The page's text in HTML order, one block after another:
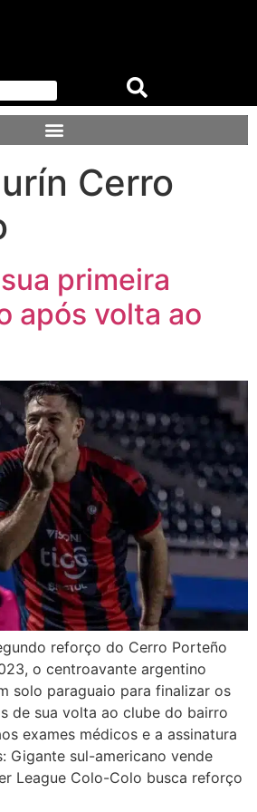
Cerro
primeira
após volta ao
reforço do Cerro Porteño
o centroavante argentino
solo paraguaio para finalizar os
de sua volta ao clube do bairro
exames médicos e a assinatura
Gigante sul-americano vende
League Colo-Colo busca reforço